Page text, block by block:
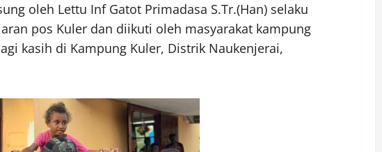
oleh Lettu Inf Gatot Primadasa S.Tr.(Han) selaku
pos Kuler dan diikuti oleh masyarakat kampung
kasih di Kampung Kuler, Distrik Naukenjerai,